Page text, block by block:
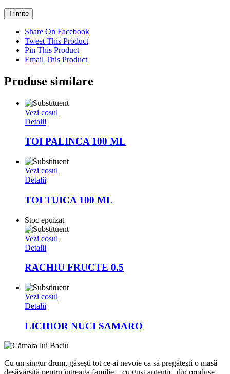
Share On Facebook
Tweet This Product
Pin This Product
Email This Product
Produse similare
Vezi cosul
Detalii
TOI PALINCA 100 ML
Vezi cosul
Detalii
TOI TUICA 100 ML
Stoc epuizat
Vezi cosul
Detalii
RACHIU FRUCTE 0.5
Vezi cosul
Detalii
LICHIOR NUCI SAMARO
Cu un singur drum, găseşti tot ce ai nevoie ca să pregăteşti o masă